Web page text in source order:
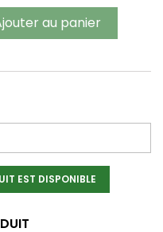
au panier
EST DISPONIBLE